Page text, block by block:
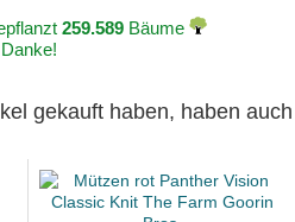
259.589Bäume
Danke!
gekauft haben, haben auch